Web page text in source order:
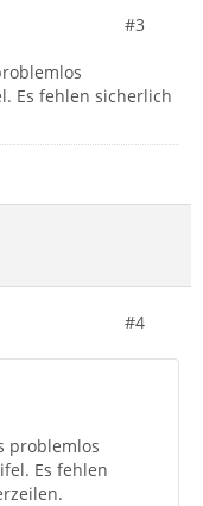
#3
Es fehlen sicherlich
#4
problemlos
Es fehlen